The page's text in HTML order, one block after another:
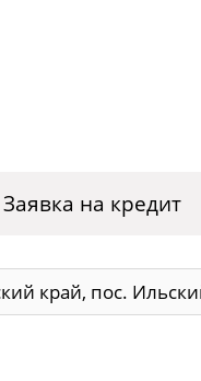
Заявка на кредит
край, пос.